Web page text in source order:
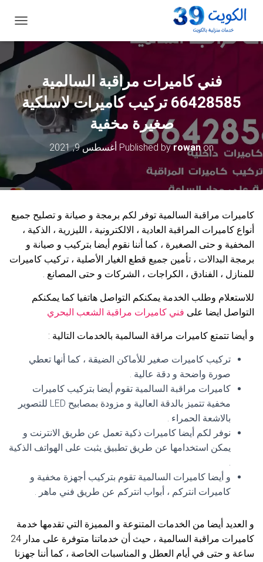
ب
ي
ل
ت
فني كاميرات مراقبة السالمية
66428585 تركيب كاميرات لاسلكية
صغيرة مخفية
Published byrowanon أغسطس 9, 2021
كاميرات مراقبة السالمية توفر لكم برمجة و صيانة و تصليح جميع
أنواع كاميرات المراقبة العادية ، الالكترونية ، الليزرية ، الذكية ،
المخفية و حتى الصغيرة ، كما أننا نقوم أيضا بتركيب و صيانة و
برمجة البدالات ، تأمين جميع قطع الغيار الأصلية ، تركيب كاميرات
للمنازل ، الفنادق ، الكراجات ، الشركات و حتى المصانع .
للاستعلام وطلب الخدمة يمكنكم التواصل هاتفيا كما يمكنكم
التواصل ايضا على فني كاميرات مراقبة الشعب البحري
و أيضا تتمتع كاميرات مراقة السالمية بالخدمات التالية :
تركيب كاميرات صغير للأماكن الضيقة ، كما أنها تعطي
صورة واضحة و دقة عالية .
كاميرات مراقبة السالمية تقوم أيضا بتركيب كاميرات
مخفية تتميز بالدقة العالية و مزودة بمصابيح LED للتصوير
بالاشعة الحمراء .
نوفر لكم أيضا كاميرات ذكية تعمل عن طريق الانترنت و
يمكن استخدامها عن طريق تطبيق يثبت على الهواتف الذكية
.
و أيضا كاميرات السالمية تقوم بتركيب أجهزة مخفية و
كاميرات انتركم ، أبواب انتركم عن طريق فني ماهر .
و العديد أيضا من الخدمات المتنوعة و المميزة التي تقدمها خدمة
كاميرات مراقبة السالمية ، حيث أن خدماتنا متوفرة على مدار 24
ساعة و حتى في أيام العطل و المناسبات الخاصة ، كما أننا جهزنا